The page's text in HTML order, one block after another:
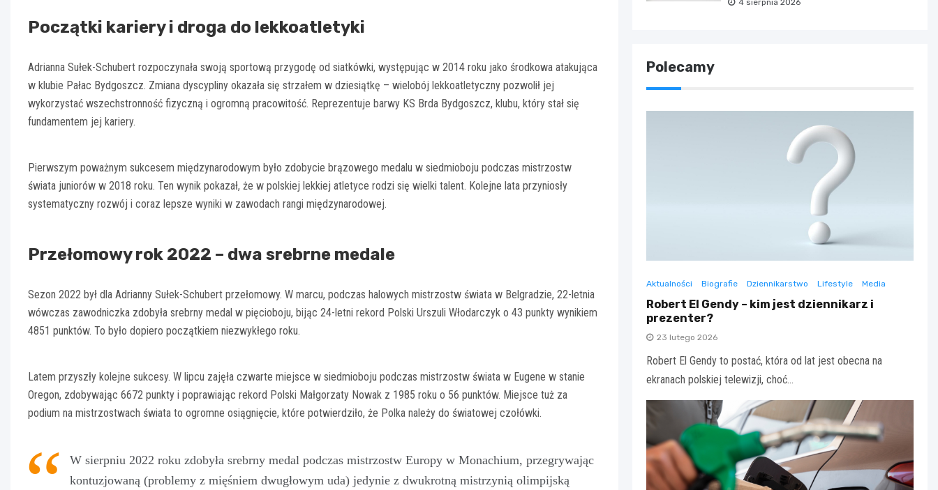
Początki kariery i droga do lekkoatletyki
Adrianna Sułek-Schubert rozpoczynała swoją sportową przygodę od siatkówki, występując w 2014 roku jako środkowa atakująca
w klubie Pałac Bydgoszcz. Zmiana dyscypliny okazała się strzałem w dziesiątkę – wielobój lekkoatletyczny pozwolił jej
wykorzystać wszechstronność fizyczną i ogromną pracowitość. Reprezentuje barwy KS Brda Bydgoszcz, klubu, który stał się
fundamentem jej kariery.
Pierwszym poważnym sukcesem międzynarodowym było zdobycie brązowego medalu w siedmioboju podczas mistrzostw
świata juniorów w 2018 roku. Ten wynik pokazał, że w polskiej lekkiej atletyce rodzi się wielki talent. Kolejne lata przyniosły
systematyczny rozwój i coraz lepsze wyniki w zawodach rangi międzynarodowej.
Przełomowy rok 2022 – dwa srebrne medale
Sezon 2022 był dla Adrianny Sułek-Schubert przełomowy. W marcu, podczas halowych mistrzostw świata w Belgradzie, 22-letnia
wówczas zawodniczka zdobyła srebrny medal w pięcioboju, bijąc 24-letni rekord Polski Urszuli Włodarczyk o 43 punkty wynikiem
4851 punktów. To było dopiero początkiem niezwykłego roku.
Latem przyszły kolejne sukcesy. W lipcu zajęła czwarte miejsce w siedmioboju podczas mistrzostw świata w Eugene w stanie
Oregon, zdobywając 6672 punkty i poprawiając rekord Polski Małgorzaty Nowak z 1985 roku o 56 punktów. Miejsce tuż za
podium na mistrzostwach świata to ogromne osiągnięcie, które potwierdziło, że Polka należy do światowej czołówki.
W sierpniu 2022 roku zdobyła srebrny medal podczas mistrzostw Europy w Monachium, przegrywając
kontuzjowaną (problemy z mięśniem dwugłowym uda) jedynie z dwukrotną mistrzynią olimpijską
4 sierpnia 2026
Polecamy
Aktualności Biografie Dziennikarstwo Lifestyle Media
Robert El Gendy – kim jest dziennikarz i
prezenter?
23 lutego 2026
Robert El Gendy to postać, która od lat jest obecna na
ekranach polskiej telewizji, choć…